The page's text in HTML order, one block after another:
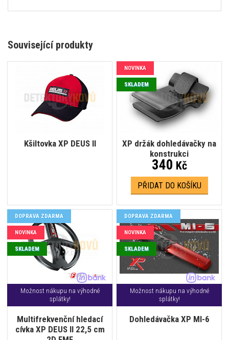
Související produkty
Kšiltovka XP DEUS II
XP držák dohledávačky na
konstrukci
NOVINKA
SKLADEM
340 Kč
PŘIDAT DO KOŠÍKU
Možnost nákupu na výhodné
splátky!
Multifrekvenční hledací
cívka XP DEUS II 22,5 cm
DOPRAVA ZDARMA
NOVINKA
SKLADEM
Možnost nákupu na výhodné
splátky!
Dohledávačka XP MI-6
DOPRAVA ZDARMA
NOVINKA
SKLADEM